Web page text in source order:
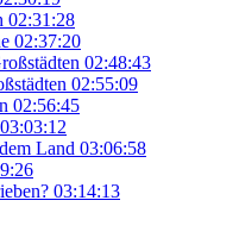
02:31:28
02:37:20
02:48:43
02:55:09
02:56:45
03:03:12
Land 03:06:58
03:14:13